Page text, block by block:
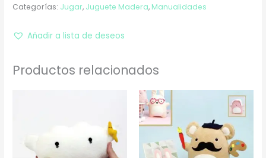
Categorías: Jugar, Juguete Madera, Manualidades
Añadir a lista de deseos
Productos relacionados